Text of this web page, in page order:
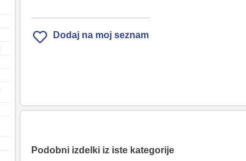
Dodaj na moj seznam
Podobni izdelki iz iste kategorije